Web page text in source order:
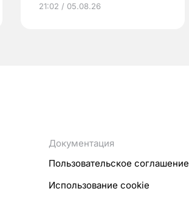
21:02 / 05.08.26
Документация
Пользовательское соглашение
Использование cookie